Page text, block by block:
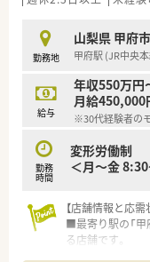
勤務地
山梨県 甲府市
甲府駅 (JR中央
給与
年収550万円
月給450,000
※30代経験者の
勤務
時間
変形労働制
＜月～金
【店舗情報と応需
■最寄り駅の「甲
る店舗です。